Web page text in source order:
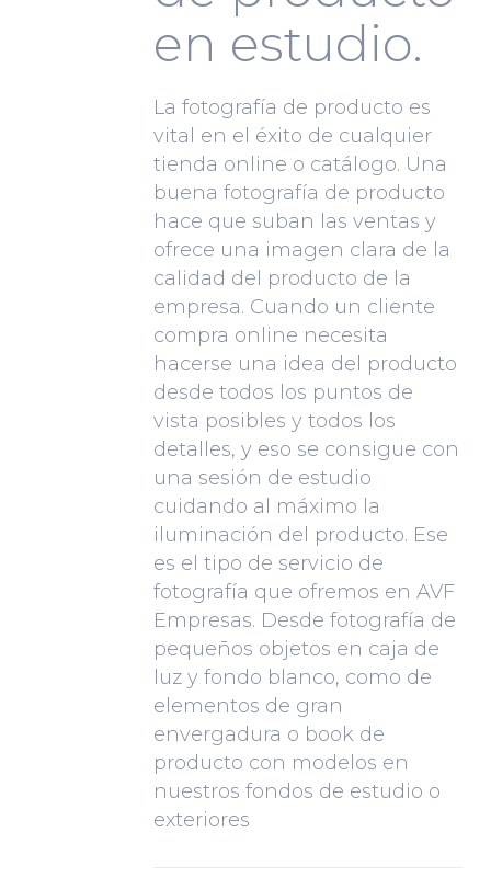
en estudio.
La fotografía de producto es
vital en el éxito de cualquier
tienda online o catálogo. Una
buena fotografía de producto
hace que suban las ventas y
ofrece una imagen clara de la
calidad del producto de la
empresa. Cuando un cliente
compra online necesita
hacerse una idea del producto
desde todos los puntos de
vista posibles y todos los
detalles, y eso se consigue con
una sesión de estudio
cuidando al máximo la
iluminación del producto. Ese
es el tipo de servicio de
fotografía que ofremos en AVF
Empresas. Desde fotografía de
pequeños objetos en caja de
luz y fondo blanco, como de
elementos de gran
envergadura o book de
producto con modelos en
nuestros fondos de estudio o
exteriores